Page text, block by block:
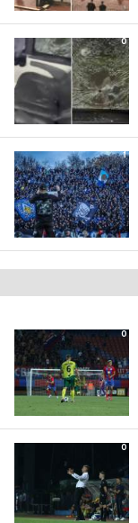
0
1
0
0